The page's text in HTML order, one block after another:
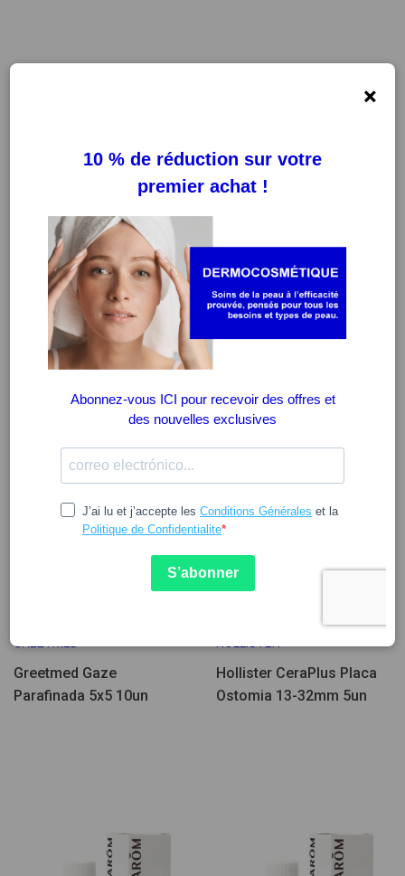
GREETMED
Greetmed Gaze
Parafinada 5x5 10un
Hollister CeraPlus Placa
Ostomia 13-32mm 5un
×